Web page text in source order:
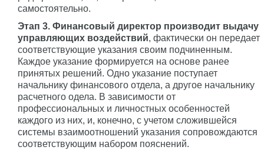
самостоятельно.
Этап 3. Финансовый директор производит выдачу
управляющих воздействий, фактически он передает
соответствующие указания своим подчиненным.
Каждое указание формируется на основе ранее
принятых решений. Одно указание поступает
начальнику финансового отдела, а другое начальнику
расчетного одела. В зависимости от
профессиональных и личностных особенностей
каждого из них, и, конечно, с учетом сложившейся
системы взаимоотношений указания сопровождаются
соответствующим набором пояснений.